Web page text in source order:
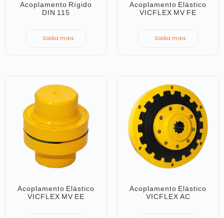
Acoplamento Rígido
DIN 115
Saiba mais
Acoplamento Elástico
VICFLEX MV FE
Saiba mais
Acoplamento Elástico
VICFLEX MV EE
Acoplamento Elástico
VICFLEX AC